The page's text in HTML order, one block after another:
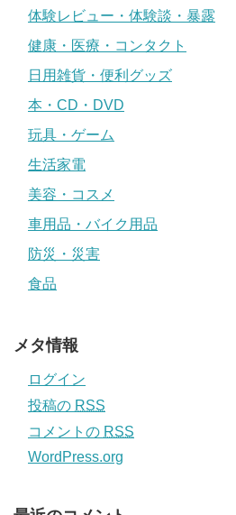
体験レビュー・体験談・暴露
健康・医療・コンタクト
日用雑貨・便利グッズ
本・CD・DVD
玩具・ゲーム
生活家電
美容・コスメ
車用品・バイク用品
防災・災害
食品
メタ情報
ログイン
投稿の RSS
コメントの RSS
WordPress.org